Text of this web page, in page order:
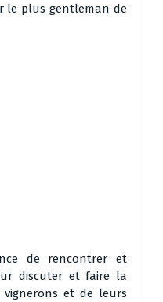
le plus gentleman de
de rencontrer et
discuter et faire la
vignerons et de leurs